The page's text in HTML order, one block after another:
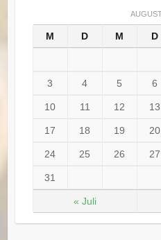
M D M D
3 4 5 6
10 11 12 13
17 18 19 20
24 25 26 27
31
« Juli